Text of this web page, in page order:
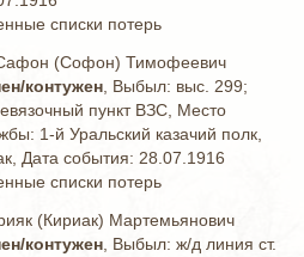
списки потерь
(Софон) Тимофеевич
контужен , Выбыл: выс. 299;
пункт ВЗС, Место
1-й Уральский казачий полк,
Дата события: 28.07.1916
списки потерь
(Кириак) Мартемьянович
контужен , Выбыл: ж/д линия ст.